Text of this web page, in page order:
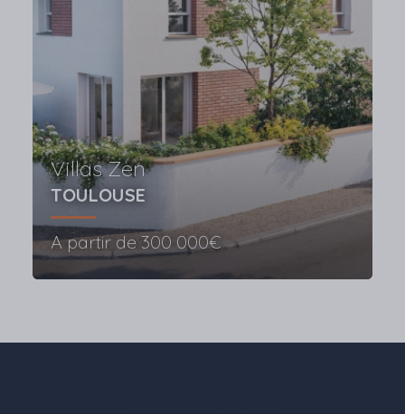
Villas Zen
TOULOUSE
A partir de 300 000€